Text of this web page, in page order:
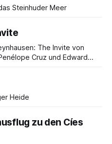
Steinhuder Meer
The Invite von
Cruz und Edward
Heide
zu den Cíes